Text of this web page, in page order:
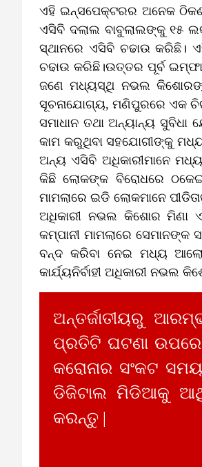
ଏହି ଇନ୍ସପେକ୍ଟରର ଅନେକ
ଏସିବି ଦଲାଲ ବାବୁଲାଲଙ୍କୁ ୧୫
ସ୍ଥାନରେ ଏସିବି ଚଢାଉ କରିଛି।
ଚଢାଉ କରିଛି।ଉତ୍ତର ପୂର୍ବ
ଜଣେ ମଧ୍ୟସ୍ଥି ନଭଲ
ସୂଚନାଯୋଗ୍ୟ, ମଣିପୁରରେ ଏକ ଚିଟ
ସମାଧାନ ତଥା ଅନ୍ୟାନ୍ୟ
କାମ କରୁଥିବା ସହଯୋଗୀଙ୍କୁ
ଅନ୍ୟ ଏସିବି ଅଧିକାରୀମାନେ
କିଛି ଲୋକଙ୍କ ବିରୋଧରେ ଠକେଇ
ମାମଲାରେ ଇଡି ଲୋକମାନେ
ଅଧିକାରୀ ନଭଲ କିଶୋର ମିଣା
କମ୍ପାନୀ ମାମଲାରେ
ବନ୍ଦ କରିବା ନେଇ ମଧ୍ୟ
କାର୍ଯ୍ୟନିର୍ବାହୀ ଅଧିକାରୀ ନଭଲ
ଅନ୍ତର୍ଜାତୀୟରୁ
ପ୍ରତିଟି ଘଟଣା
କରୋନାର ସଂକଟ
ଡିଜିଟାଲ ମିଡିଆକୁ
କରନ୍ତୁ |